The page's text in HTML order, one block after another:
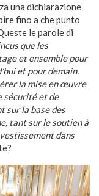
una dichiarazione
fino a che punto
le parole di
que les
et ensemble pour
et pour demain.
la mise en œuvre
sécurité et de
sur la base des
tant sur le soutien à
dans